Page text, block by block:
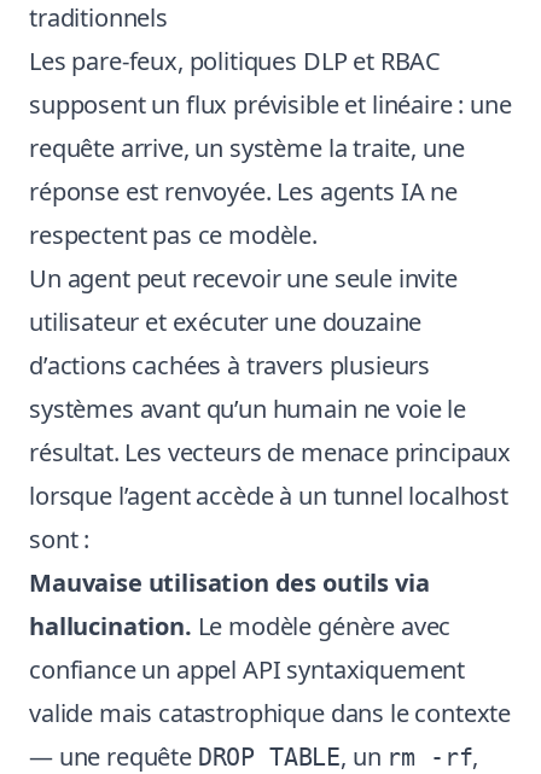
traditionnels
Les pare-feux, politiques DLP et RBAC
supposent un flux prévisible et linéaire : une
requête arrive, un système la traite, une
réponse est renvoyée. Les agents IA ne
respectent pas ce modèle.
Un agent peut recevoir une seule invite
utilisateur et exécuter une douzaine
d’actions cachées à travers plusieurs
systèmes avant qu’un humain ne voie le
résultat. Les vecteurs de menace principaux
lorsque l’agent accède à un tunnel localhost
sont :
Mauvaise utilisation des outils via
hallucination. Le modèle génère avec
confiance un appel API syntaxiquement
valide mais catastrophique dans le contexte
— une requête DROP TABLE, un rm -rf,